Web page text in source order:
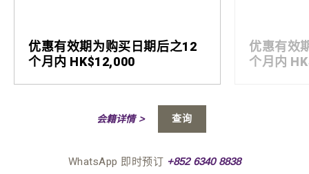
优惠有效期为购买日期后之12
个月内 HK$12,000
优惠有效
个月内
会籍详情 > 查询
WhatsApp 即时预订 +852 6340 8838